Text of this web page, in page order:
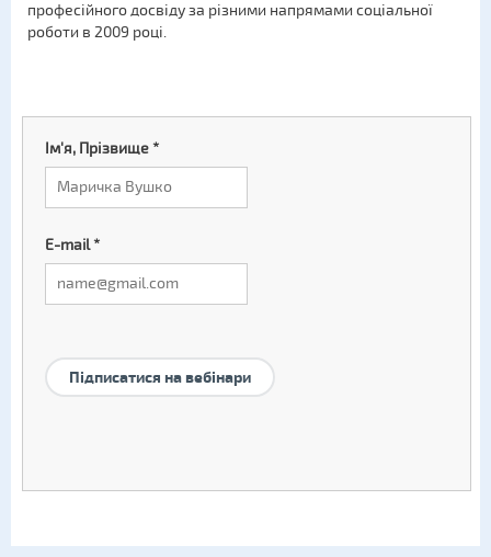
професійного досвіду за різними напрямами соціальної
роботи в 2009 році.
Ім'я, Прізвище*
E-mail*
Підписатися на вебінари